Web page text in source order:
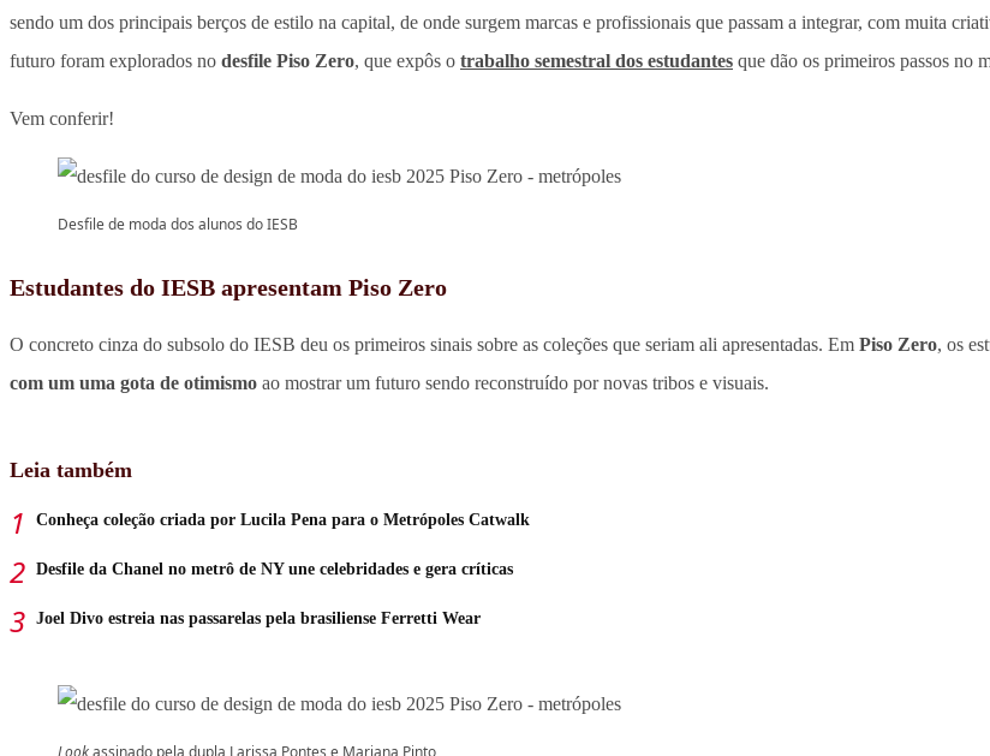
sendo um dos principais berços de estilo na capital, de onde surgem marcas e profissionais que passam a integrar, com muita
futuro foram explorados no desfile Piso Zero, que expôs o trabalho semestral dos estudantes que dão os primeiros passos no
Vem conferir!
Desfile de moda dos alunos do IESB
Estudantes do IESB apresentam Piso Zero
O concreto cinza do subsolo do IESB deu os primeiros sinais sobre as coleções que seriam ali apresentadas. Em Piso Zero, os
com um uma gota de otimismo ao mostrar um futuro sendo reconstruído por novas tribos e visuais.
Leia também
Conheça coleção criada por Lucila Pena para o Metrópoles Catwalk
Desfile da Chanel no metrô de NY une celebridades e gera críticas
Joel Divo estreia nas passarelas pela brasiliense Ferretti Wear